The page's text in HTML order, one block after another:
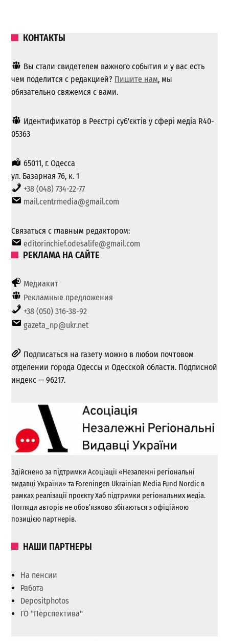
КОНТАКТЫ
Вы стали свидетелем важного события и у вас есть
чем поделится с редакцией? Пишите нам, мы
обязательно свяжемся с вами.
Идентификатор в Реєстрі суб'єктів у сфері медіа R40-
05363
65011, г. Одесса
ул. Базарная 76, к. 1
+38 (048) 734-22-77
mail.centrmedia@gmail.com
Связаться с главным редактором:
editorinchief.odesalife@gmail.com
РЕКЛАМА НА САЙТЕ
Медиакит
Рекламные предложения
+38 (050) 316-38-92
gazeta_np@ukr.net
Подписаться на газету можно в любом почтовом
отделении города Одессы и Одесской области. Подписной
индекс — 96217.
Здійснено за підтримки Асоціації «Незалежні регіональні
видавці України» та Foreningen Ukrainian Media Fund Nordic в
рамках реалізації проєкту Хаб підтримки регіональних медіа.
Погляди авторів не обов’язково збігаються з офіційною
позицією партнерів.
НАШИ ПАРТНЕРЫ
На пенсии
Работа
Depositphotos
ГО "Перспектива"